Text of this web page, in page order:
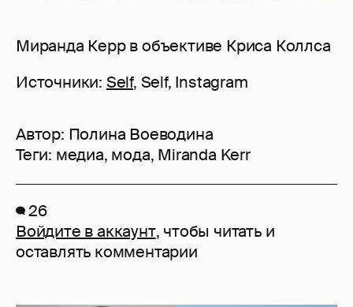
Миранда Керр в объективе Криса Коллса
Источники: Self, Self, Instagram
Автор: Полина Воеводина
Теги: медиа, мода, Miranda Kerr
26
Войдите в аккаунт, чтобы читать и
оставлять комментарии